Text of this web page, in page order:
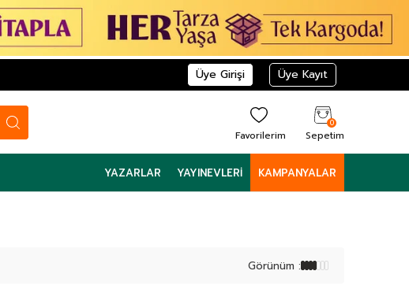
Üye Girişi Üye Kayıt
Favorilerim
0
Sepetim
YAZARLAR YAYINEVLERI KAMPANYALAR
Görünüm :